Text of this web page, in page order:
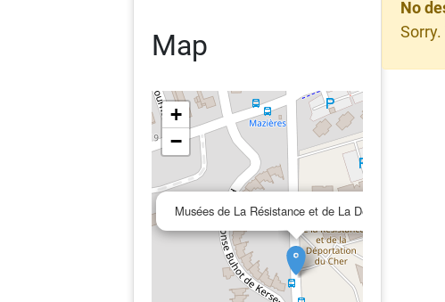
Map
Musées de La Résistance et de La Déportation
+
−
No